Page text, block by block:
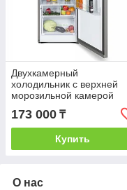
Двухкамерный
холодильник с верхней
морозильной камерой
Бирюса M6135
173 000 ₸
Купить
О нас